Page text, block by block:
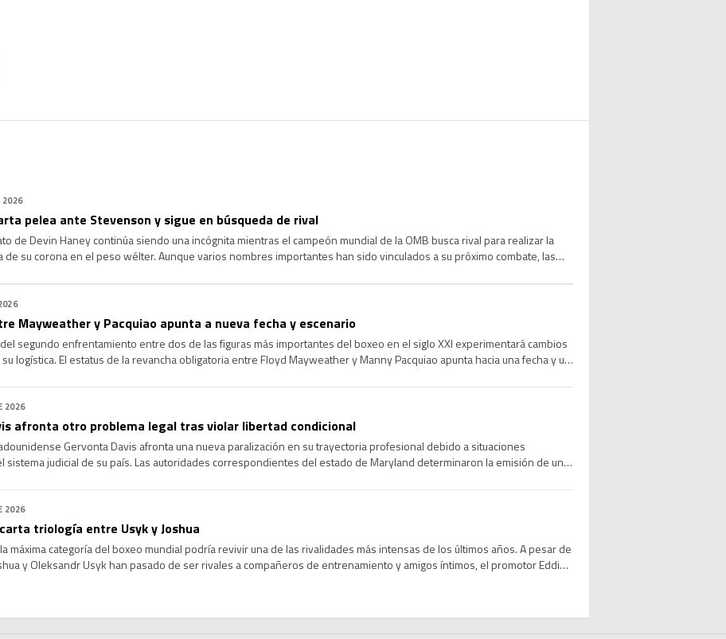
2026
pelea ante Stevenson y sigue en búsqueda de rival
de Devin Haney continúa siendo una incógnita mientras el campeón mundial de la OMB busca rival para realizar la
su corona en el peso wélter. Aunque varios nombres importantes han sido vinculados a su próximo combate, las
Haney […]
Mayweather y Pacquiao apunta a nueva fecha y escenario
segundo enfrentamiento entre dos de las figuras más importantes del boxeo en el siglo XXI experimentará cambios
logística. El estatus de la revancha obligatoria entre Floyd Mayweather y Manny Pacquiao apunta hacia una fecha y un
reactivó una […]
2026
afronta otro problema legal tras violar libertad condicional
Gervonta Davis afronta una nueva paralización en su trayectoria profesional debido a situaciones
sistema judicial de su país. Las autoridades correspondientes del estado de Maryland determinaron la emisión de una
miembro […]
2026
triología entre Usyk y Joshua
máxima categoría del boxeo mundial podría revivir una de las rivalidades más intensas de los últimos años. A pesar de
y Oleksandr Usyk han pasado de ser rivales a compañeros de entrenamiento y amigos íntimos, el promotor Eddie